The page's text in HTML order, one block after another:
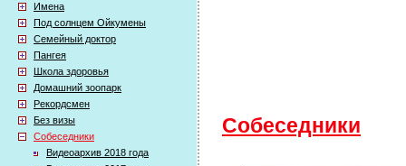
Имена
Под солнцем Ойкумены
Семейный доктор
Пангея
Школа здоровья
Домашний зоопарк
Рекордсмен
Без визы
Собеседники
Видеоархив 2018 года
Собеседники